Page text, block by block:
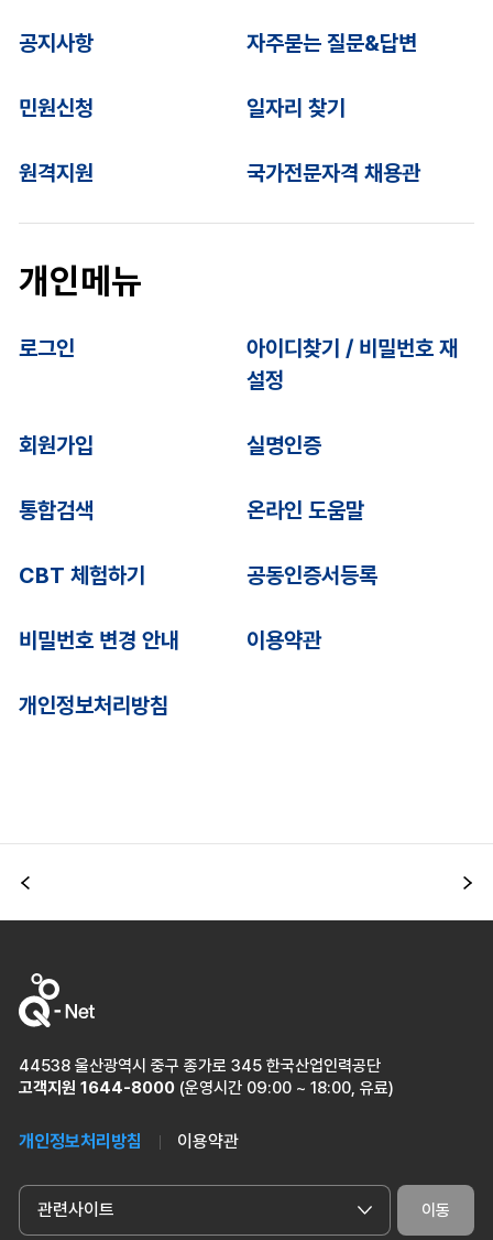
공지사항 자주묻는 질문&답변
민원신청 일자리 찾기
원격지원 국가전문자격 채용관
개인메뉴
로그인
아이디찾기 / 비밀번호 재
설정
회원가입 실명인증
통합검색 온라인 도움말
CBT 체험하기 공동인증서등록
비밀번호 변경 안내 이용약관
개인정보처리방침
이전
44538 울산광역시 중구 종가로 345 한국산업인력공단
고객지원 1644-8000 (운영시간 09:00 ~ 18:00, 유료)
개인정보처리방침 이용약관
관련사이트 이동